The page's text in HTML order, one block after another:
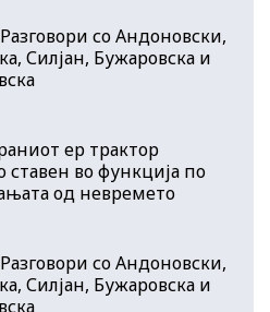
со Андоновски,
Силјан, Бужаровска и
ер трактор
ставен во функција по
од невремето
со Андоновски,
Силјан, Бужаровска и